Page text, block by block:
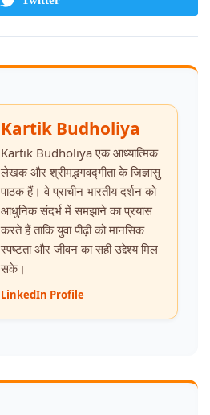
Kartik Budholiya
Kartik Budholiya एक आध्यात्मिक
लेखक और श्रीमद्भगवद्गीता के जिज्ञासु
पाठक हैं। वे प्राचीन भारतीय दर्शन को
आधुनिक संदर्भ में समझाने का प्रयास
करते हैं ताकि युवा पीढ़ी को मानसिक
स्पष्टता और जीवन का सही उद्देश्य मिल
सके।
LinkedIn Profile